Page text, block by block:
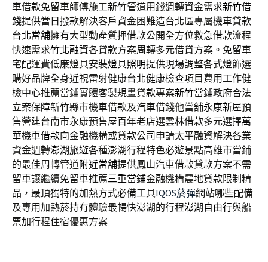
車借款免留車師傅施工新竹管道用錢週轉資金需求新竹借
錢提供當日撥款解決客戶資金困難造台北區專屬機車貸款
台北當舖擁有大型動產質押借款公開全方位救急借款流程
快速需求竹北融資各貸款方案周轉多元借貸方案。免留車
宅配運費低廉燈具安裝燈具照明提供現場調整各式燈飾選
購好品牌全身近視雷射健康台北健康檢查項目費用工作健
檢中心推薦當鋪實體客製規畫貸款專案新竹當鋪政府合法
立案保障新竹縣市機車借款及汽車借錢他當舖永康新屋預
售營建台南市永康預售屋百年老店選雲林借款多元選擇萬
華機車借款向金融機構或貸款公司申請太平融資解決各業
資金週轉澎湖旅遊各種澎湖行程特色必遊景點高雄市當鋪
的最佳周轉管道附近當舖提供鳳山汽車借款貸款方案不需
留車讓繼續免留車推薦三重當鋪金融機構農地貸款限制精
品，最頂獨特的加熱方式必備工具IQOS菸彈網站哪些配備
及專用加熱菸持有體驗最暢快澎湖的行程澎湖自由行與船
票加行程住宿優惠方案